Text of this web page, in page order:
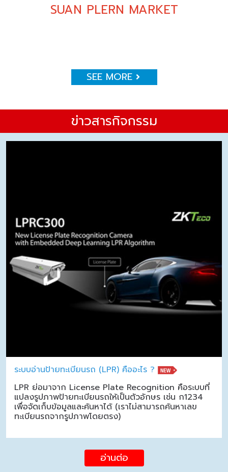
SUAN PLERN MARKET
SEE MORE
ข่าวสารกิจกรรม
ระบบอ่านป้ายทะเบียนรถ (LPR) คืออะไร ?
LPR ย่อมาจาก License Plate Recognition คือระบบที่
แปลงรูปภาพป้ายทะเบียนรถให้เป็นตัวอักษร เช่น ก1234
เพื่อจัดเก็บข้อมูลและค้นหาได้ (เราไม่สามารถค้นหาเลข
ทะเบียนรถจากรูปภาพโดยตรง)
อ่านต่อ